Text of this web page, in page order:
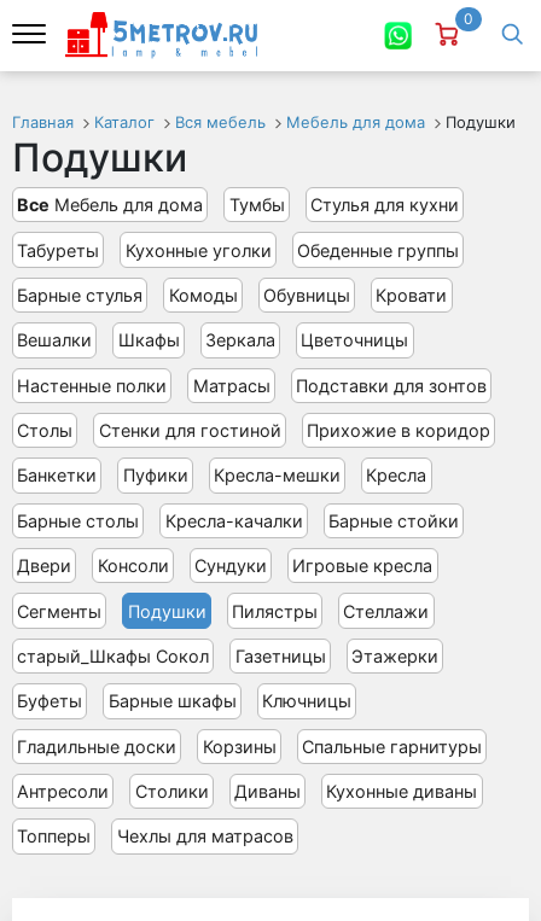
0
Главная Каталог Вся мебель Мебель для дома Подушки
Подушки
Все Мебель для дома Тумбы Стулья для кухни
Табуреты Кухонные уголки Обеденные группы
Барные стулья Комоды Обувницы Кровати
Вешалки Шкафы Зеркала Цветочницы
Настенные полки Матрасы Подставки для зонтов
Столы Стенки для гостиной Прихожие в коридор
Банкетки Пуфики Кресла-мешки Кресла
Барные столы Кресла-качалки Барные стойки
Двери Консоли Сундуки Игровые кресла
Сегменты Подушки Пилястры Стеллажи
старый_Шкафы Сокол Газетницы Этажерки
Буфеты Барные шкафы Ключницы
Гладильные доски Корзины Спальные гарнитуры
Антресоли Столики Диваны Кухонные диваны
Топперы Чехлы для матрасов